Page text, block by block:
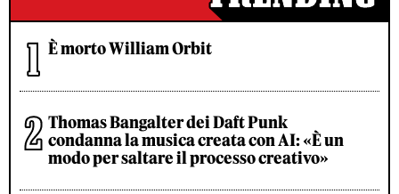
È morto William Orbit
Thomas Bangalter dei Daft Punk
condanna la musica creata con AI: «È un
modo per saltare il processo creativo»